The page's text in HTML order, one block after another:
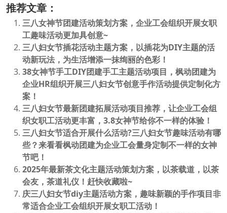
推荐文章：
三八女神节团建活动策划方案，企业工会组织开展女职
工趣味活动更加具创意~
三八妇女节插花活动主题方案，以插花为DIY主题的活
动新玩法，为生活增添一抹绚丽的色彩！
38女神节手工DIY团建手工主题活动项目，枫动团建为
企业HR组织开展三八妇女节创意手作活动提供定制化方
案！
三八妇女节最新团建拓展活动项目推荐，让企业工会组
织女职工活动更丰富，3.8女神节给你不一样的体验！
三八妇女节适合开展什么活动?三八妇女节趣味活动有哪
些？来看看枫动团建为企业工会量身定制不一样的女神
节吧！
2025年最新茶文化主题活动策划方案，以茶载道，以茶
会友，茶道礼仪！赶快收藏啦~
庆三八妇女节diy主题活动方案，趣味新颖的手作项目非
常适合企业工会组织开展女职工活动！